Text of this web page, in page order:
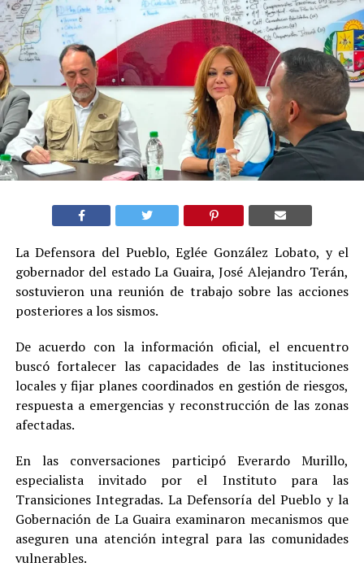
La Defensora del Pueblo, Eglée González Lobato, y el
gobernador del estado La Guaira, José Alejandro Terán,
sostuvieron una reunión de trabajo sobre las acciones
posteriores a los sismos.
De acuerdo con la información oficial, el encuentro
buscó fortalecer las capacidades de las instituciones
locales y fijar planes coordinados en gestión de riesgos,
respuesta a emergencias y reconstrucción de las zonas
afectadas.
En las conversaciones participó Everardo Murillo,
especialista invitado por el Instituto para las
Transiciones Integradas. La Defensoría del Pueblo y la
Gobernación de La Guaira examinaron mecanismos que
aseguren una atención integral para las comunidades
vulnerables.